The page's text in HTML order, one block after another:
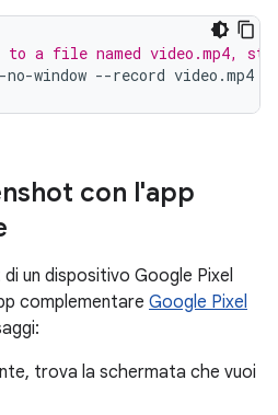
to a file named video.mp4,
window --record video.mp4
con l'app
un dispositivo Google Pixel
complementare Google Pixel
trova la schermata che vuoi